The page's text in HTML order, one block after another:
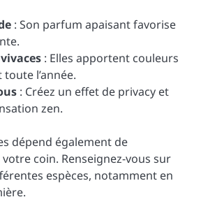
: Son parfum apaisant favorise
: Elles apportent couleurs
toute l’année.
: Créez un effet de privacy et
zen.
dépend également de
votre coin. Renseignez-vous sur
espèces, notamment en